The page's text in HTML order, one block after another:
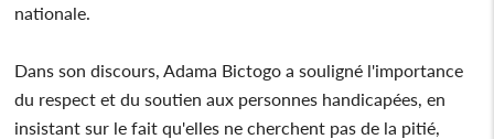
nationale.
Dans son discours, Adama Bictogo a souligné l'importance
du respect et du soutien aux personnes handicapées, en
insistant sur le fait qu'elles ne cherchent pas de la pitié,